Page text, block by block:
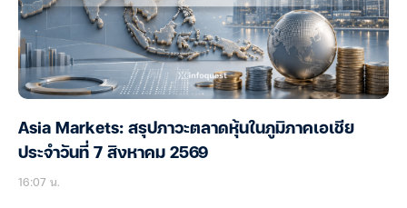
Asia Markets: สรุปภาวะตลาดหุ้นในภูมิภาคเอเชีย
ประจำวันที่ 7 สิงหาคม 2569
16:07 น.